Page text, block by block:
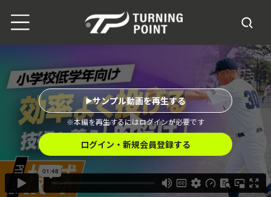
※本編を再生するにはログインが必要です
サンプル動画を再生する
ログイン・新規会員登録する